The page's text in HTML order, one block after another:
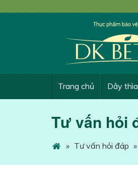
Trang chủ Dây
Tư vấn hỏi
» Tư vấn hỏi đáp »